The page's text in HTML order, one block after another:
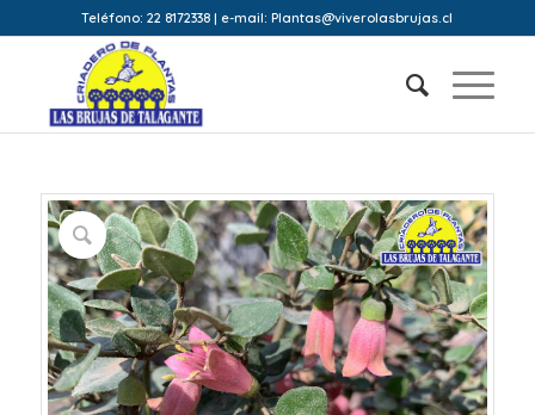
Teléfono: 22 8172338 | e-mail: Plantas@viverolasbrujas.cl